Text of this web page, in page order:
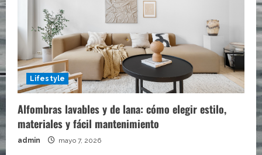
Lifestyle
Alfombras lavables y de lana: cómo elegir estilo,
materiales y fácil mantenimiento
admin mayo 7, 2026